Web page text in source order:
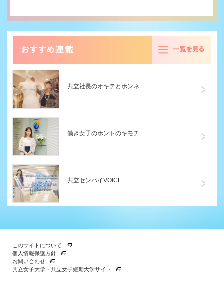
共立社長のオキテとホンネ
働き女子のホントのキモチ
共立センパイVOICE
このサイトについて
個人情報保護方針
お問い合わせ
共立女子大学・共立女子短期大学サイト